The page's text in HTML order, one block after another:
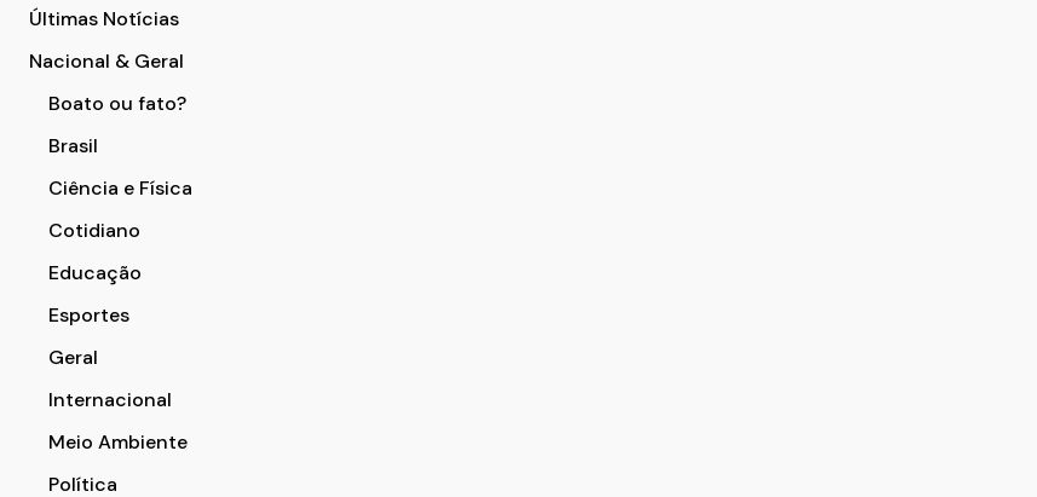
Últimas Notícias
Nacional & Geral
Boato ou fato?
Brasil
Ciência e Física
Cotidiano
Educação
Esportes
Geral
Internacional
Meio Ambiente
Política